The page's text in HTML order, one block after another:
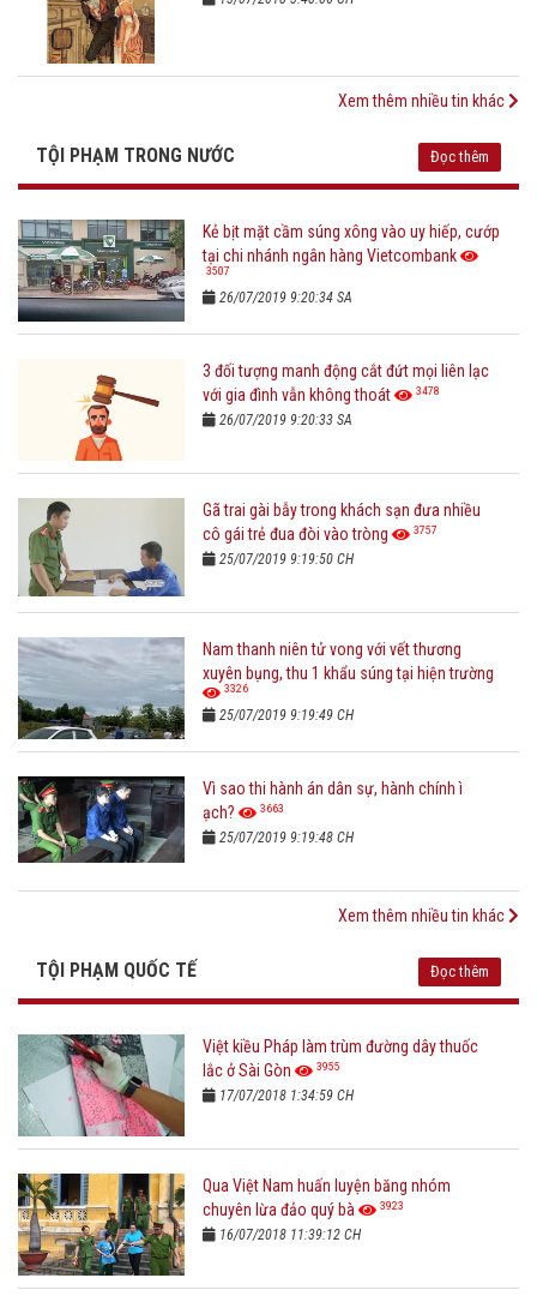
Xem thêm nhiều tin khác
TỘI PHẠM TRONG NƯỚC Đọc thêm
Kẻ bịt mặt cầm súng xông vào uy hiếp, cướp
tại chi nhánh ngân hàng Vietcombank
3507
26/07/2019 9:20:34 SA
3 đối tượng manh động cắt đứt mọi liên lạc
với gia đình vẫn không thoát
3478
26/07/2019 9:20:33 SA
Gã trai gài bẫy trong khách sạn đưa nhiều
cô gái trẻ đua đòi vào tròng
3757
25/07/2019 9:19:50 CH
Nam thanh niên tử vong với vết thương
xuyên bụng, thu 1 khẩu súng tại hiện trường
3326
25/07/2019 9:19:49 CH
Vì sao thi hành án dân sự, hành chính ì
ạch?
3663
25/07/2019 9:19:48 CH
Xem thêm nhiều tin khác
TỘI PHẠM QUỐC TẾ Đọc thêm
Việt kiều Pháp làm trùm đường dây thuốc
lắc ở Sài Gòn
3955
17/07/2018 1:34:59 CH
Qua Việt Nam huấn luyện băng nhóm
chuyên lừa đảo quý bà
3923
16/07/2018 11:39:12 CH